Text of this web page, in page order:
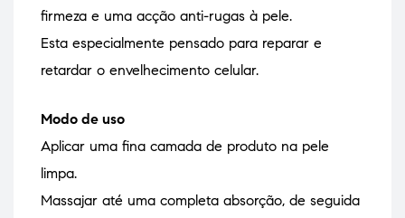
firmeza e uma acção anti-rugas à pele.
Esta especialmente pensado para reparar e
retardar o envelhecimento celular.
Modo de uso
Aplicar uma fina camada de produto na pele
limpa.
Massajar até uma completa absorção, de seguida